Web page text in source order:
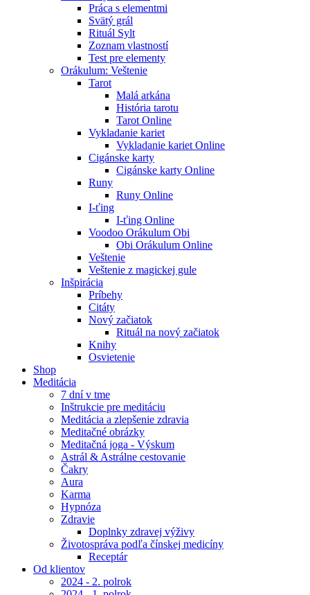
Práca s elementmi
Svätý grál
Rituál Sylt
Zoznam vlastností
Test pre elementy
Orákulum: Veštenie
Tarot
Malá arkána
História tarotu
Tarot Online
Vykladanie kariet
Vykladanie kariet Online
Cigánske karty
Cigánske karty Online
Runy
Runy Online
I-ťing
I-ťing Online
Voodoo Orákulum Obi
Obi Orákulum Online
Veštenie
Veštenie z magickej gule
Inšpirácia
Príbehy
Citáty
Nový začiatok
Rituál na nový začiatok
Knihy
Osvietenie
Shop
Meditácia
7 dní v tme
Inštrukcie pre meditáciu
Meditácia a zlepšenie zdravia
Meditačné obrázky
Meditačná joga - Výskum
Astrál & Astrálne cestovanie
Čakry
Aura
Karma
Hypnóza
Zdravie
Doplnky zdravej výživy
Životospráva podľa čínskej medicíny
Receptár
Od klientov
2024 - 2. polrok